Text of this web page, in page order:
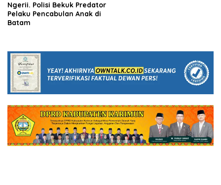
Ngerii. Polisi Bekuk Predator
Pelaku Pencabulan Anak di
Batam